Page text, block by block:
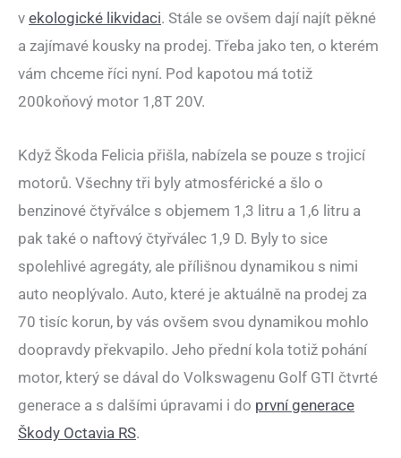
v ekologické likvidaci. Stále se ovšem dají najít pěkné
a zajímavé kousky na prodej. Třeba jako ten, o kterém
vám chceme říci nyní. Pod kapotou má totiž
200koňový motor 1,8T 20V.
Když Škoda Felicia přišla, nabízela se pouze s trojicí
motorů. Všechny tři byly atmosférické a šlo o
benzinové čtyřválce s objemem 1,3 litru a 1,6 litru a
pak také o naftový čtyřválec 1,9 D. Byly to sice
spolehlivé agregáty, ale přílišnou dynamikou s nimi
auto neoplývalo. Auto, které je aktuálně na prodej za
70 tisíc korun, by vás ovšem svou dynamikou mohlo
doopravdy překvapilo. Jeho přední kola totiž pohání
motor, který se dával do Volkswagenu Golf GTI čtvrté
generace a s dalšími úpravami i do první generace
Škody Octavia RS.